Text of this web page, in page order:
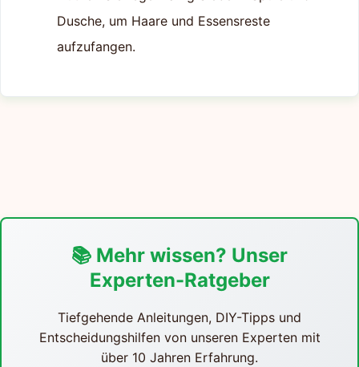
Dusche, um Haare und Essensreste
aufzufangen.
📚 Mehr wissen? Unser
Experten-Ratgeber
Tiefgehende Anleitungen, DIY-Tipps und
Entscheidungshilfen von unseren Experten mit
über 10 Jahren Erfahrung.